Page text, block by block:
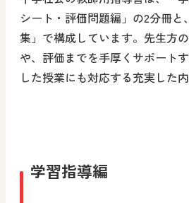
シート・評価問題編」の2分冊と
集」で構成しています。先生方
や、評価までを手厚くサポート
した授業にも対応する充実した
学習指導編